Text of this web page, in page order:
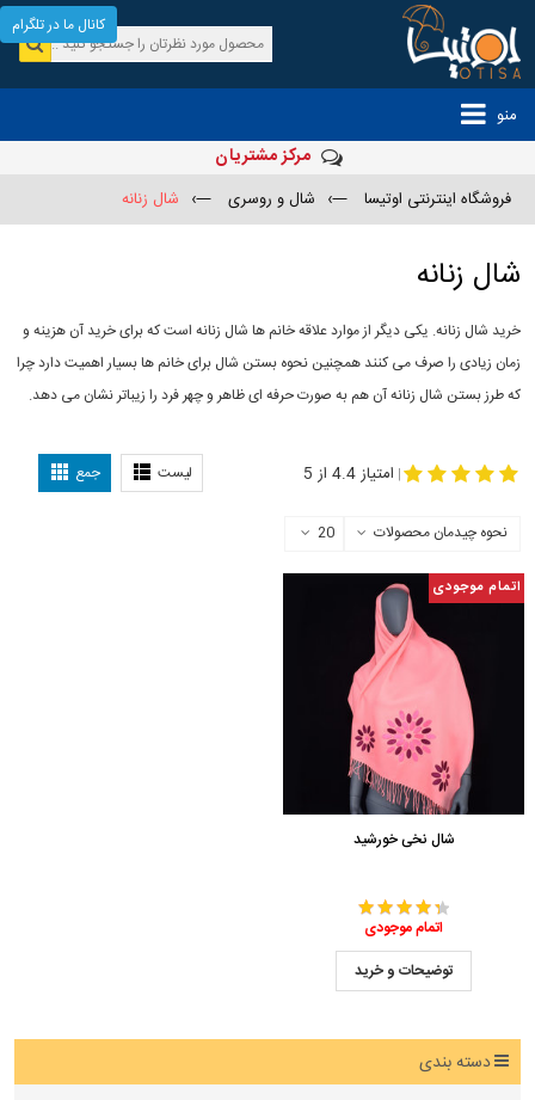
منو
مرکز مشتریان
فروشگاه اینترنتی اوتیسا —› شال و روسری —› شال زنانه
شال زنانه
خرید شال زنانه. یکی دیگر از موارد علاقه خانم ها شال زنانه است که برای خرید آن هزینه و
زمان زیادی را صرف می کنند همچنین نحوه بستن شال برای خانم ها بسیار اهمیت دارد چرا
که طرز بستن شال زنانه آن هم به صورت حرفه ای ظاهر و چهر فرد را زیباتر نشان می دهد.
لیست جمع | امتیاز 4.4 از 5
نحوه چیدمان محصولات 20
اتمام موجودی
شال نخی خورشید
اتمام موجودی
توضیحات و خرید
دسته بندی
کانال ما در تلگرام